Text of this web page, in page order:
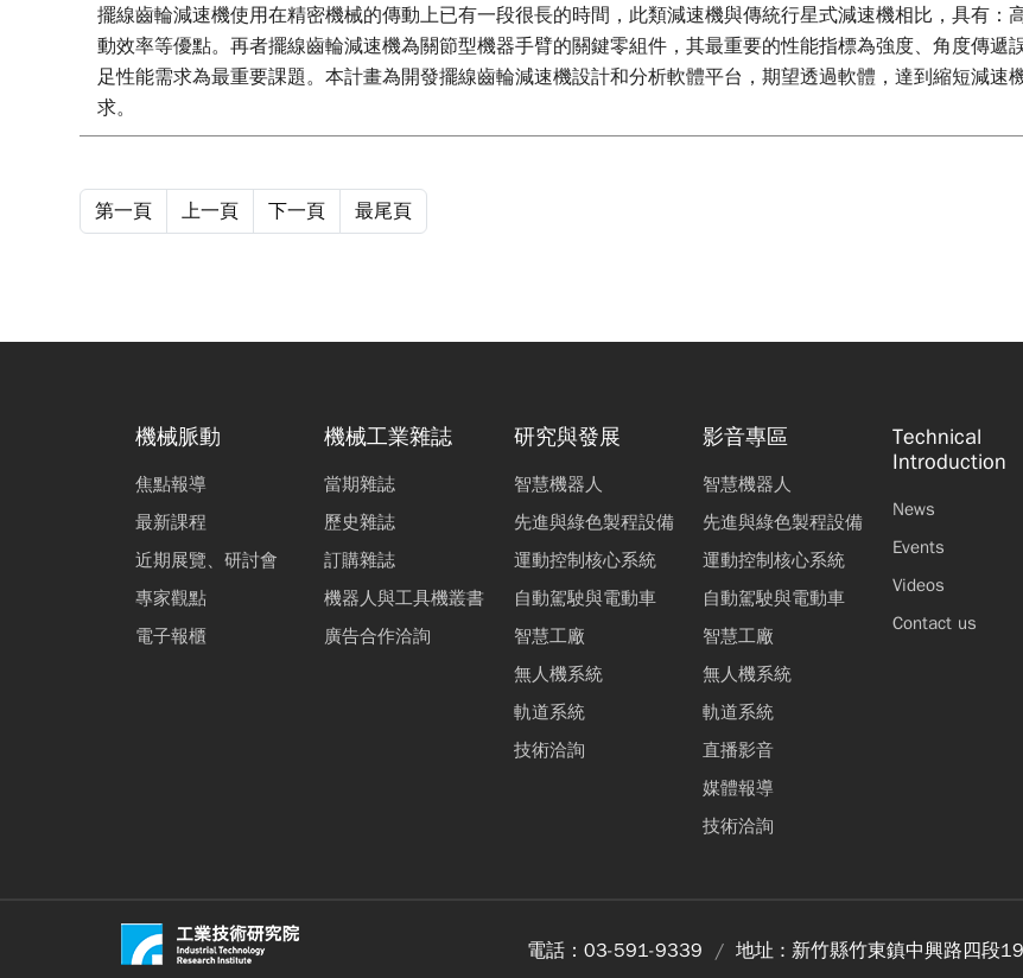
擺線齒輪減速機使用在精密機械的傳動上已有一段很長的時間，此類減速機與傳統行星式減速機相比，具有
動效率等優點。再者擺線齒輪減速機為關節型機器手臂的關鍵零組件，其最重要的性能指標為強度、角度傳
足性能需求為最重要課題。本計畫為開發擺線齒輪減速機設計和分析軟體平台，期望透過軟體，達到縮短減
求。
第一頁 上一頁 下一頁 最尾頁
機械脈動
焦點報導
最新課程
近期展覽、研討會
專家觀點
電子報櫃
機械工業雜誌
當期雜誌
歷史雜誌
訂購雜誌
機器人與工具機叢書
廣告合作洽詢
研究與發展
智慧機器人
先進與綠色製程設備
運動控制核心系統
自動駕駛與電動車
智慧工廠
無人機系統
軌道系統
技術洽詢
影音專區
智慧機器人
先進與綠色製程設備
運動控制核心系統
自動駕駛與電動車
智慧工廠
無人機系統
軌道系統
直播影音
媒體報導
技術洽詢
Technical
Introduction
News
Events
Videos
Contact us
電話： 03-591-9339 地址 : 新竹縣竹東鎮中興路四段